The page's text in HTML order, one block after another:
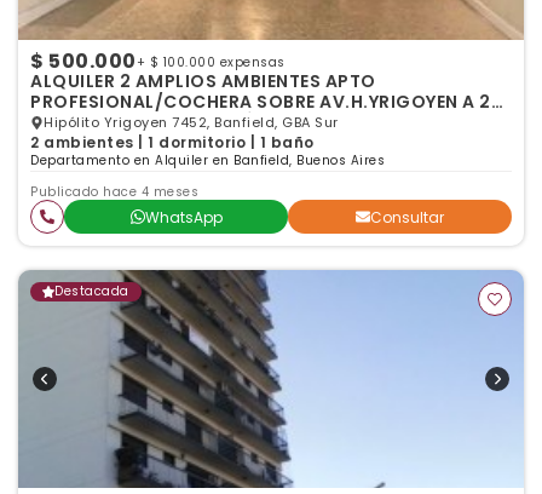
$ 500.000 + $ 100.000 expensas
ALQUILER 2 AMPLIOS AMBIENTES APTO
PROFESIONAL/COCHERA SOBRE AV.H.YRIGOYEN A 2
CUADRAS DE LA ESTACIÓN
Hipólito Yrigoyen 7452, Banfield, GBA Sur
2 ambientes | 1 dormitorio | 1 baño
Departamento en Alquiler en Banfield, Buenos Aires
Publicado hace 4 meses
WhatsApp Consultar
Destacada